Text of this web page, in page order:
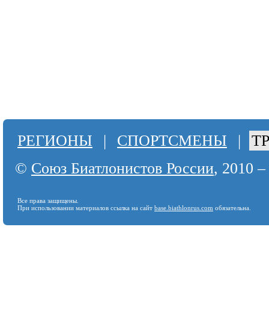
РЕГИОНЫ | СПОРТСМЕНЫ |
© Союз Биатлонистов России, 2010
Все права защищены.
При использовании материалов ссылка на сайт base.biathlonrus.com обязательна.